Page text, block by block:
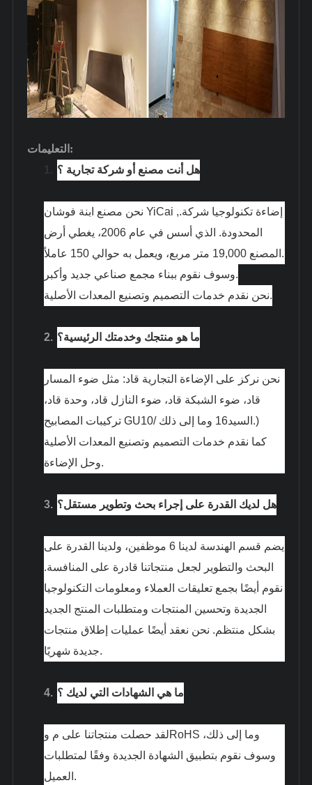
التعليمات :
هل أنت مصنع أو شركة تجارية ؟
نحن مصنع ابنة فوشان YiCai إضاءة تكنولوجيا شركة.,
المحدودة. الذي أسس في عام 2006، يغطي أرض
المصنع 19,000 متر مربع، ويعمل به حوالي 150 عاملاً.
وسوف نقوم ببناء مجمع صناعي جديد وأكبر.
نحن نقدم خدمات التصميم وتصنيع المعدات الأصلية.
2. ما هو منتجك وخدمتك الرئيسية؟
نحن نركز على الإضاءة التجارية قاد: مثل ضوء المسار
قاد، ضوء الشبكة قاد، ضوء النازل قاد، وحدة قاد،
تركيبات المصابيح GU10/ السيد16 وما إلى ذلك.)
كما نقدم خدمات التصميم وتصنيع المعدات الأصلية
وحل الإضاءة.
3. هل لديك القدرة على إجراء بحث وتطوير مستقل؟
يضم قسم الهندسة لدينا 6 موظفين، ولدينا القدرة على
البحث والتطوير لجعل منتجاتنا قادرة على المنافسة.
نقوم أيضًا بجمع تعليقات العملاء ومعلومات التكنولوجيا
الجديدة وتحسين المنتجات ومتطلبات المنتج الجديد
بشكل منتظم. نحن نعقد أيضًا عمليات إطلاق منتجات
جديدة شهريًا.
4. ما هي الشهادات التي لديك ؟
لقد حصلت منتجاتنا على م وRoHS وما إلى ذلك،
وسوف نقوم بتطبيق الشهادة الجديدة وفقًا لمتطلبات
العميل.